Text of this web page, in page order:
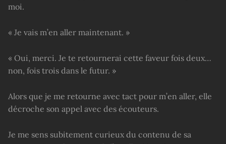
moi.
« Je vais m’en aller maintenant. »
« Oui, merci. Je te retournerai cette faveur fois deux…
non, fois trois dans le futur. »
Alors que je me retourne avec tact pour m’en aller, elle
décroche son appel avec des écouteurs.
Je me sens subitement curieux du contenu de sa